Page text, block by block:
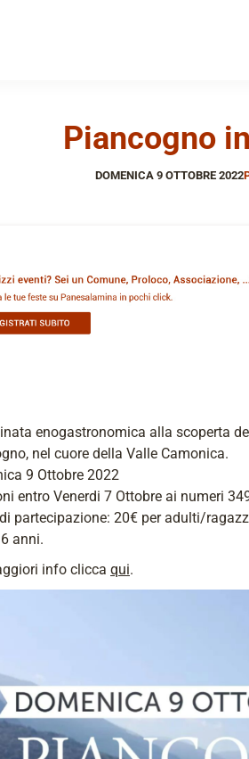
Piancogno
DOMENICA 9 OTTOBRE 2022
enogastronomica alla scoperta
nel cuore della Valle Camonica.
9 Ottobre 2022
entro Venerdi 7 Ottobre ai numeri
partecipazione: 20€ per adulti/
anni.
info clicca qui.